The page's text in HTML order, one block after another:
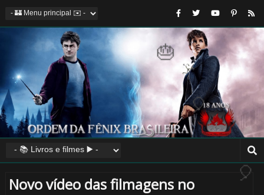
Novo vídeo das filmagens no
🎈
🎂
🎈
⚡